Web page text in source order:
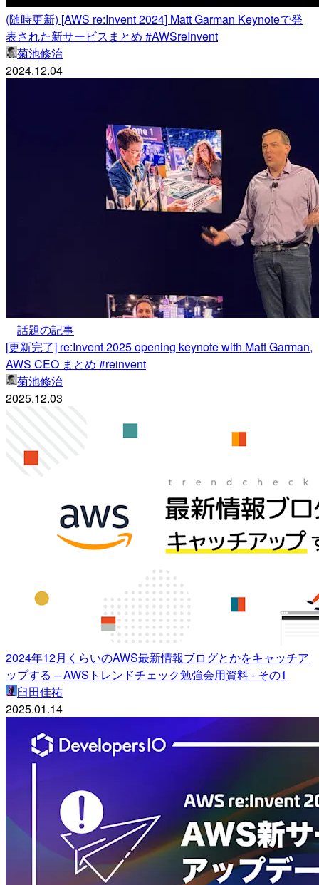
(随時更新) [AWS re:Invent 2024] Matt Garman Keynoteで発
表された新サービスまとめ #AWSreInvent
菊池修治
2024.12.04
話題の記事
[更新完了] re:Invent 2025 opening keynote with Matt Garman,
AWS CEO まとめ #reinvent
菊池修治
2025.12.03
2024年12月くらいのAWS最新情報ブログとかをキャッチア
ップする – AWSトレンドチェック勉強会用資料 - その1
臼田佳祐
2025.01.14